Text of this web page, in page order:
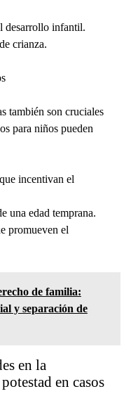
desarrollo infantil.
crianza.
también son cruciales
para niños pueden
incentivan el
una edad temprana.
promueven el
de familia:
y separación de
en la
en casos